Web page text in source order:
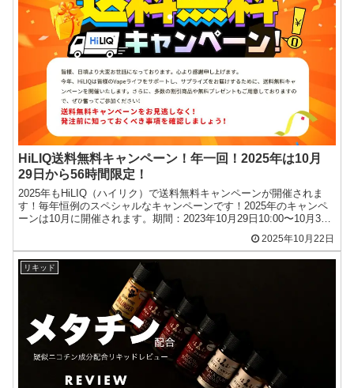
HiLIQ送料無料キャンペーン！年一回！2025年は10月
29日から56時間限定！
2025年もHiLIQ（ハイリク）で送料無料キャンペーンが開催されま
す！毎年恒例のスペシャルなキャンペーンです！2025年のキャンペ
ーンは10月に開催されます。期間：2023年10月29日10:00〜10月31
2025年10月22日
リキッド